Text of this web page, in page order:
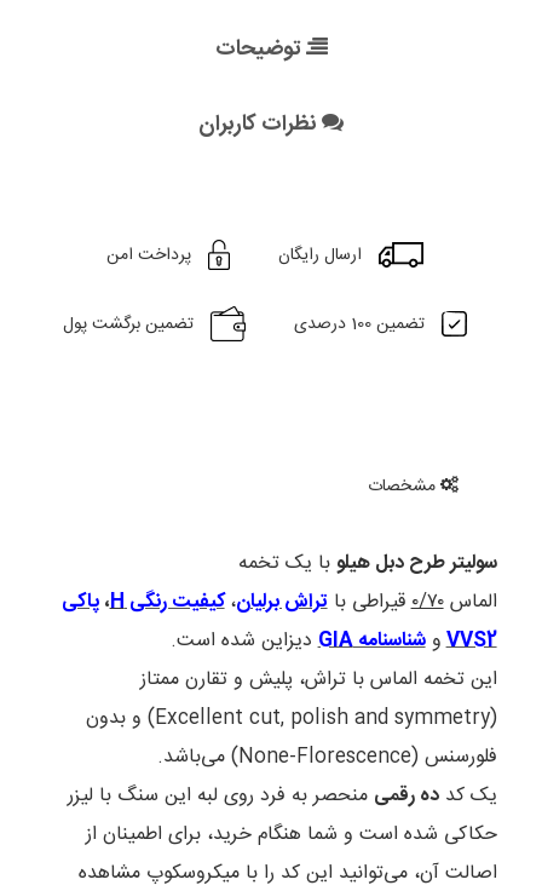
توضیحات
نظرات کاربران
ارسال رایگان پرداخت امن
تضمین 100 درصدی تضمین برگشت پول
مشخصات
سولیتر طرح دبل هیلوبا یک تخمه
الماس۰/۷۰قیراطی باتراش برلیان، کیفیت رنگیH، پاکی
VVS2وشناسنامه GIA
دیزاین شده است.
این تخمه الماس با تراش، پلیش و تقارن ممتاز
(Excellent cut, polish and symmetry) و بدون
فلورسنس (None-Florescence) می‌باشد.
یک کدده رقمی منحصر به فرد روی لبه این سنگ با لیزر
حکاکی شده است و شما هنگام خرید، برای اطمینان از
اصالت آن، می‌توانید این کد را با میکروسکوپ مشاهده